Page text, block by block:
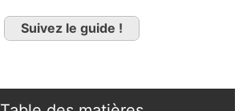
Suivez le guide !